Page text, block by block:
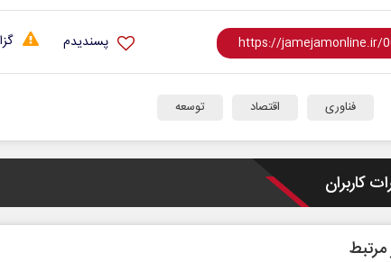
پسندیدم
فناوری اقتصاد توسعه
کاربران
مرتبط
نرگس خانعلی‌زاده - روزنامه‌نگار
دکتر یدالله جوانی - تحلیلگر